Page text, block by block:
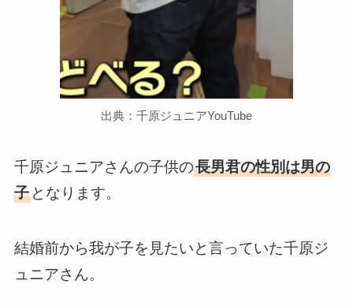
出典：千原ジュニアYouTube
千原ジュニアさんの子供の長男君の性別は男の
子となります。
結婚前から我が子を見たいと言っていた千原ジ
ュニアさん。